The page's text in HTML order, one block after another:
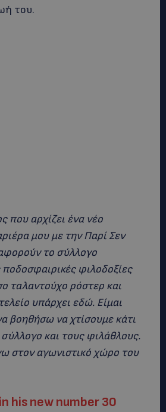
του.
που αρχίζει ένα νέο
μου με την Παρί Σεν
το σύλλογο
ποδοσφαιρικές φιλοδοξίες
ταλαντούχο ρόστερ και
υπάρχει εδώ. Είμαι
βοηθήσω να χτίσουμε κάτι
και τους φιλάθλους.
στον αγωνιστικό χώρο του
his new number 30